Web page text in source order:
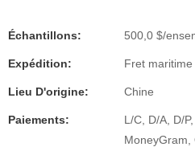
Échantillons: 500,0 $/
Expédition: Fret
Lieu D'origine: Chine
Paiements:
L/C, D/A, D/
MoneyGram,